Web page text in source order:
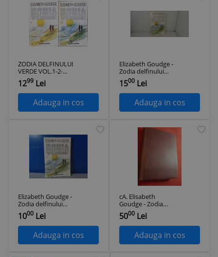
ZODIA DELFINULUI
VERDE VOL.1-2-
ELISABETH
GOUDGE-331457
1299 Lei
Adauga in cos
Elizabeth Goudge -
Zodia delfinului
verde 2
1500 Lei
Adauga in cos
Elizabeth Goudge -
Zodia delfinului
verde / C5
1000 Lei
Adauga in cos
cA. Elisabeth
Goudge - Zodia
Delfinului -
Ed.Fantasio 1946
,legata ,cartonata
,trad.Coty Florescu
,483 pag
5000 Lei
Adauga in cos